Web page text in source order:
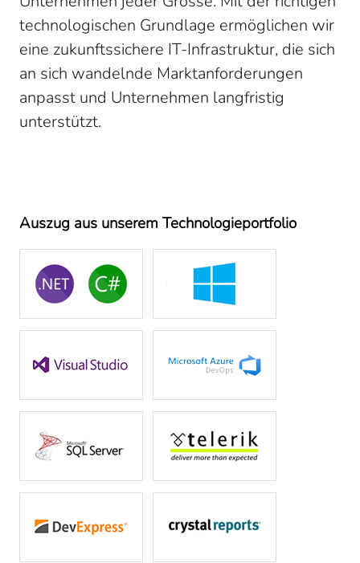
technologischen Grundlage ermöglichen wir
eine zukunftssichere IT-Infrastruktur, die sich
an sich wandelnde Marktanforderungen
anpasst und Unternehmen langfristig
unterstützt.
Auszug aus unserem Technologieportfolio